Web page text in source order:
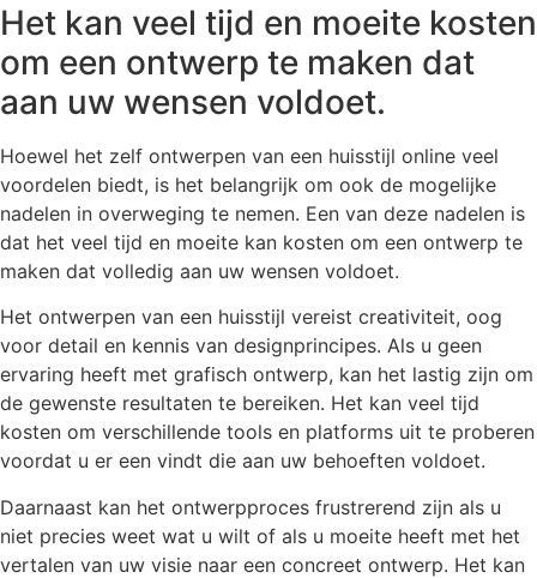
Het kan veel tijd en moeite kosten
om een ontwerp te maken dat
aan uw wensen voldoet.
Hoewel het zelf ontwerpen van een huisstijl online veel
voordelen biedt, is het belangrijk om ook de mogelijke
nadelen in overweging te nemen. Een van deze nadelen is
dat het veel tijd en moeite kan kosten om een ontwerp te
maken dat volledig aan uw wensen voldoet.
Het ontwerpen van een huisstijl vereist creativiteit, oog
voor detail en kennis van designprincipes. Als u geen
ervaring heeft met grafisch ontwerp, kan het lastig zijn om
de gewenste resultaten te bereiken. Het kan veel tijd
kosten om verschillende tools en platforms uit te proberen
voordat u er een vindt die aan uw behoeften voldoet.
Daarnaast kan het ontwerpproces frustrerend zijn als u
niet precies weet wat u wilt of als u moeite heeft met het
vertalen van uw visie naar een concreet ontwerp. Het kan